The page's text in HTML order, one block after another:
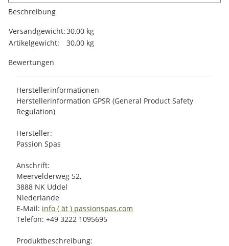
Beschreibung
Produkteigenschaft
Wert
Versandgewicht:30,00 kg
Artikelgewicht:
30,00 kg
Bewertungen
Herstellerinformationen
Herstellerinformation GPSR (General Product Safety
Regulation)
Hersteller:
Passion Spas
Anschrift:
Meervelderweg 52,
3888 NK Uddel
Niederlande
E-Mail: info ( ät ) passionspas.com
Telefon: +49 3222 1095695
Produktbeschreibung: